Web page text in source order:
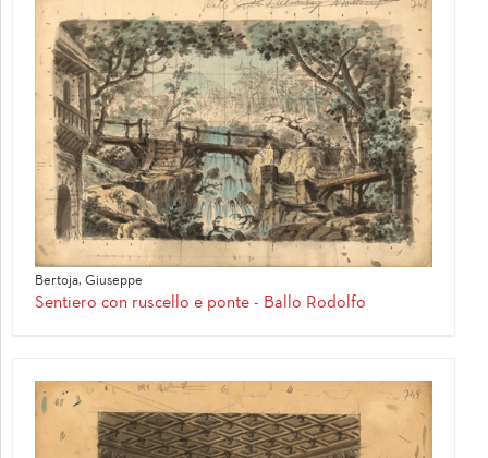
Bertoja, Giuseppe
Sentiero con ruscello e ponte - Ballo Rodolfo